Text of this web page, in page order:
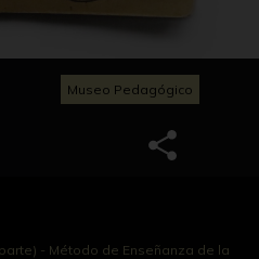
Museo Pedagógico
- Método de Enseñanza de la